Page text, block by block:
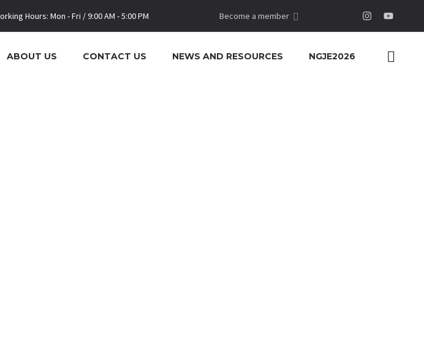
Hours: Mon - Fri / 9:00 AM - 5:00 PM Become a member
ABOUT US CONTACT US NEWS AND RESOURCES NGJE2026